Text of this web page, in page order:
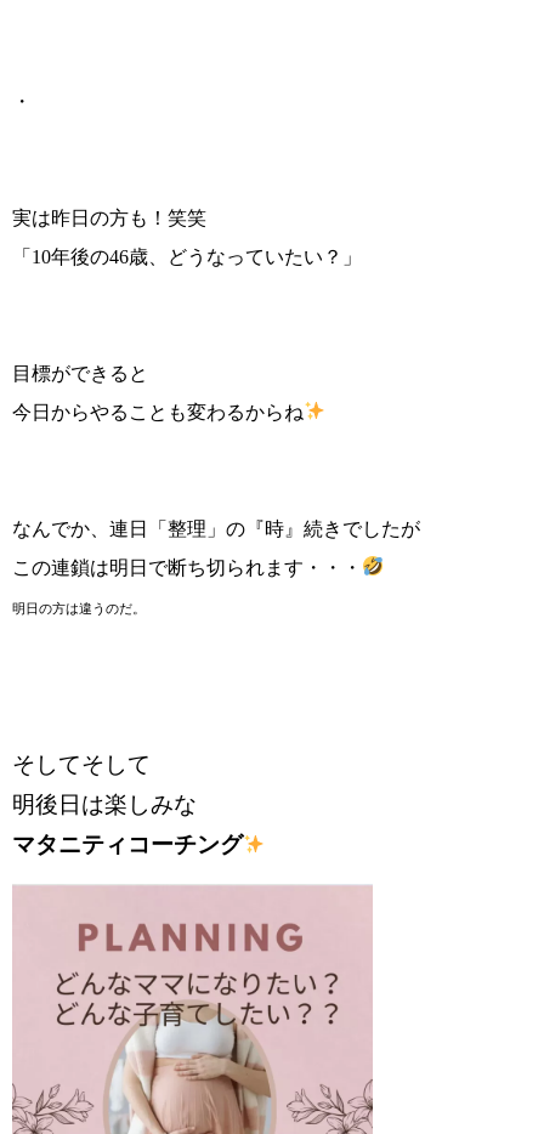
・
実は昨日の方も！笑笑
「10年後の46歳、どうなっていたい？」
目標ができると
今日からやることも変わるからね
なんでか、連日「整理」の『時』続きでしたが
この連鎖は明日で断ち切られます・・・
明日の方は違うのだ。
そしてそして
明後日は楽しみな
マタニティコーチング